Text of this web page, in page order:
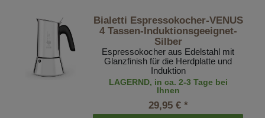
Bialetti Espressokocher-VENUS
4 Tassen-Induktionsgeeignet-
Silber
Espressokocher aus Edelstahl mit
Glanzfinish für die Herdplatte und
Induktion
LAGERND, in ca. 2-3 Tage bei
Ihnen
29,95 € *